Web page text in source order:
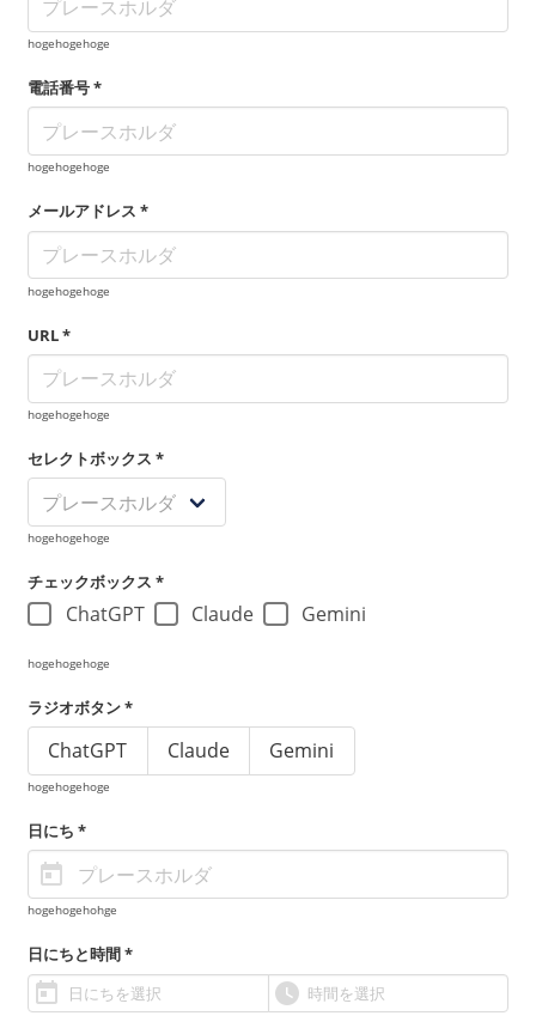
hogehogehoge
電話番号 *
hogehogehoge
メールアドレス *
hogehogehoge
URL *
hogehogehoge
セレクトボックス *
hogehogehoge
チェックボックス *
ChatGPT Claude Gemini
hogehogehoge
ラジオボタン *
ChatGPT Claude Gemini
hogehogehoge
日にち *
hogehogehohge
日にちと時間 *